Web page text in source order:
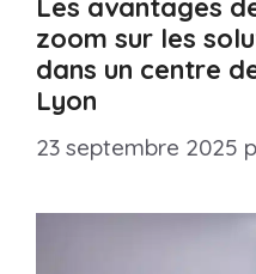
Les avantages
zoom sur les
dans un centre
Lyon
23 septembre 2025